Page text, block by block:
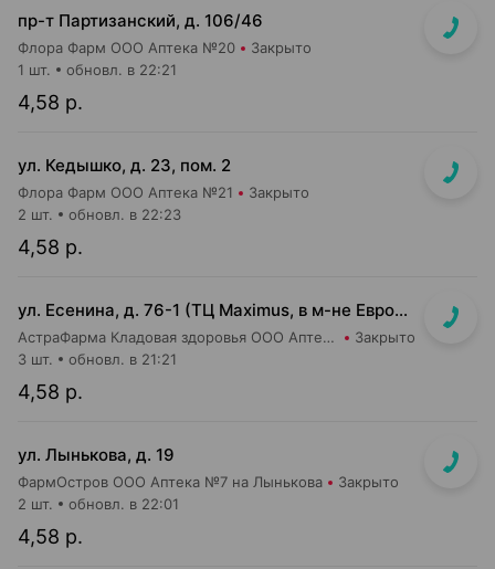
пр-т Партизанский, д. 106/46
Флора Фарм ООО Аптека №20 Закрыто
4,58 р.
1 шт. обновл. в 22:21
ул. Кедышко, д. 23, пом. 2
Флора Фарм ООО Аптека №21 Закрыто
4,58 р.
2 шт. обновл. в 22:23
ул. Есенина, д. 76-1 (ТЦ Maximus, в м-не Евроопт Super)
АстраФарма Кладовая здоровья ООО Аптека №9 Закрыто
4,58 р.
3 шт. обновл. в 21:21
ул. Лынькова, д. 19
ФармОстров ООО Аптека №7 на Лынькова Закрыто
4,58 р.
2 шт. обновл. в 22:01